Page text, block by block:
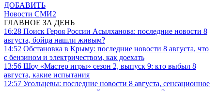
ДОБАВИТЬ
Новости СМИ2
ГЛАВНОЕ ЗА ДЕНЬ
16:28 Поиск Героя России Асылханова: последние новости 8
августа, бойца нашли живым?
14:52 Обстановка в Крыму: последние новости 8 августа, что
с бензином и электричеством, как доехать
13:56 Шоу «Мастер игры» сезон 2, выпуск 9: кто выбыл 8
августа, какие испытания
12:57 Усольцевы: последние новости 8 августа, сенсационное